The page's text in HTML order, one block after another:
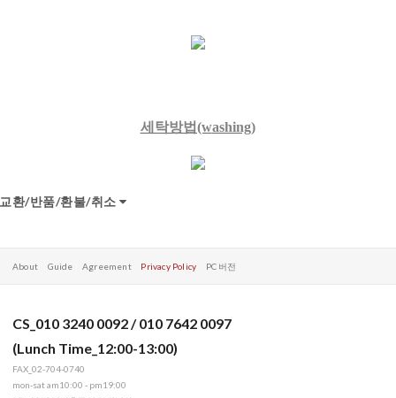
세탁방법(washing)
교환/반품/환불/취소
About Guide Agreement Privacy Policy PC 버전
CS_010 3240 0092 / 010 7642 0097
(Lunch Time_12:00-13:00)
FAX_02-704-0740
mon-sat am10:00 - pm19:00